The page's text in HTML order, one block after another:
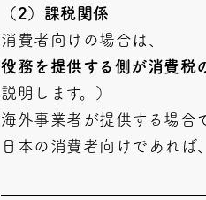
（2）課税関係
消費者向けの場合は、
役務を提供する側が消費税
説明します。）
海外事業者が提供する場合
日本の消費者向けであれば、